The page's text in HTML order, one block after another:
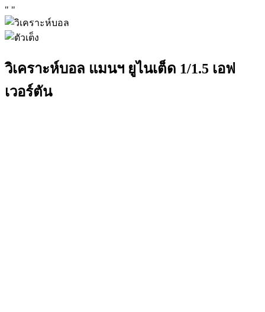
" "
วิเคราะห์บอล แมนฯ ยูไนเต็ด 1/1.5 เอฟ
เวอร์ตัน